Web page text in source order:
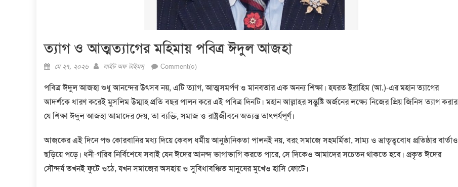
ত্যাগ ও আত্মত্যাগের মহিমায় পবিত্র ঈদুল আজহা
Posted
মে ২৭, ২০২৬ Author
লাইট অফ টাইমস্ Comment(০)
পবিত্র ঈদুল আজহা শুধু আনন্দের উৎসব নয়, এটি ত্যাগ, আত্মসমর্পণ ও মানবতার এক অনন্য শিক্ষা। হযরত ইব্রাহিম (আ.)-এর মহান ত্যাগের
আদর্শকে ধারণ করেই মুসলিম উম্মাহ প্রতি বছর পালন করে এই পবিত্র দিনটি। মহান আল্লাহর সন্তুষ্টি অর্জনের লক্ষ্যে নিজের প্রিয় জিনিস ত্যাগ করার
যে শিক্ষা ঈদুল আজহা আমাদের দেয়, তা ব্যক্তি, সমাজ ও রাষ্ট্রজীবনে অত্যন্ত তাৎপর্যপূর্ণ।
আজকের এই দিনে পশু কোরবানির মধ্য দিয়ে কেবল ধর্মীয় আনুষ্ঠানিকতা পালনই নয়, বরং সমাজে সহমর্মিতা, সাম্য ও ভ্রাতৃত্ববোধ প্রতিষ্ঠার বার্তাও
ছড়িয়ে পড়ে। ধনী-গরিব নির্বিশেষে সবাই যেন ঈদের আনন্দ ভাগাভাগি করতে পারে, সে দিকেও আমাদের সচেতন থাকতে হবে। প্রকৃত ঈদের
সৌন্দর্য তখনই ফুটে ওঠে, যখন সমাজের অসহায় ও সুবিধাবঞ্চিত মানুষের মুখেও হাসি ফোটে।